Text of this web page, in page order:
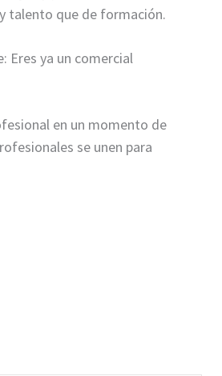
talento que de formación.
Eres ya un comercial
en un momento de
se unen para